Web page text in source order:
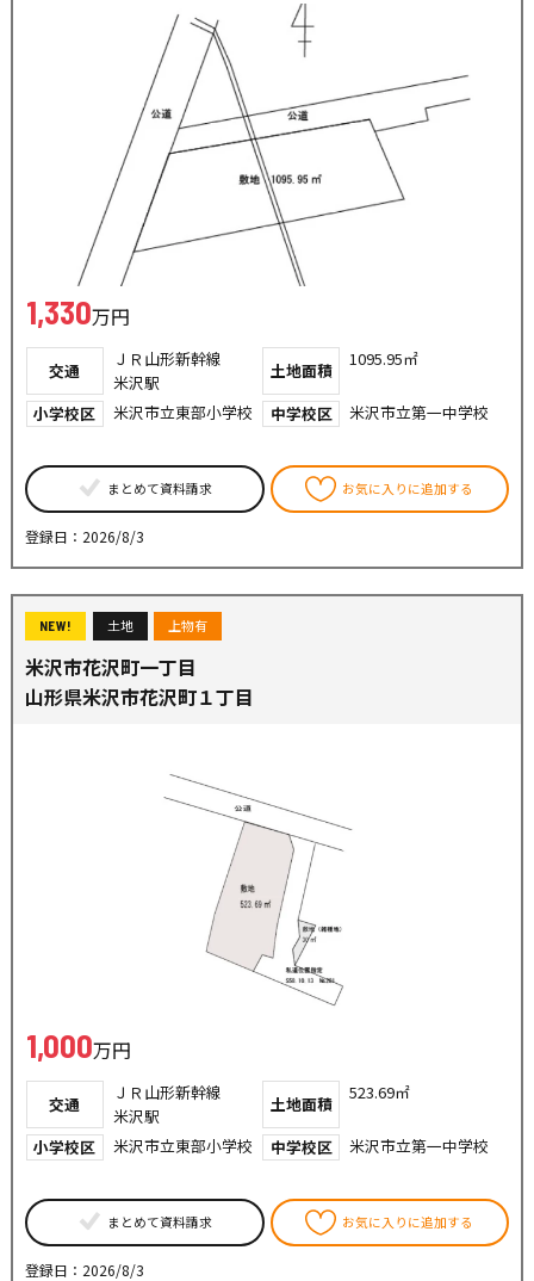
1,330万円
交通
ＪＲ山形新幹線
米沢駅
土地面積
1095.95㎡
小学校区 米沢市立東部小学校 中学校区 米沢市立第一中学校
まとめて資料請求 お気に入りに追加する
登録日：2026/8/3
NEW! 土地 上物有
米沢市花沢町一丁目
山形県米沢市花沢町１丁目
1,000万円
交通
ＪＲ山形新幹線
米沢駅
土地面積
523.69㎡
小学校区 米沢市立東部小学校 中学校区 米沢市立第一中学校
まとめて資料請求 お気に入りに追加する
登録日：2026/8/3